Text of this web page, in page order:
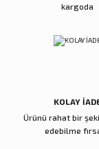
kargoda
KOLAY
Ürünü rahat bir
edebilme